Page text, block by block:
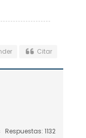
Citar
Respuestas: 1132